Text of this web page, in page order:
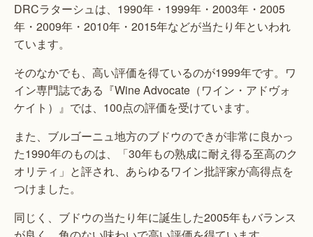
DRCラターシュは、1990年・1999年・2003年・2005
年・2009年・2010年・2015年などが当たり年といわれ
ています。
そのなかでも、高い評価を得ているのが1999年です。ワ
イン専門誌である『Wine Advocate（ワイン・アドヴォ
ケイト）』では、100点の評価を受けています。
また、ブルゴーニュ地方のブドウのできが非常に良かっ
た1990年のものは、「30年もの熟成に耐え得る至高のク
オリティ」と評され、あらゆるワイン批評家が高得点を
つけました。
同じく、ブドウの当たり年に誕生した2005年もバランス